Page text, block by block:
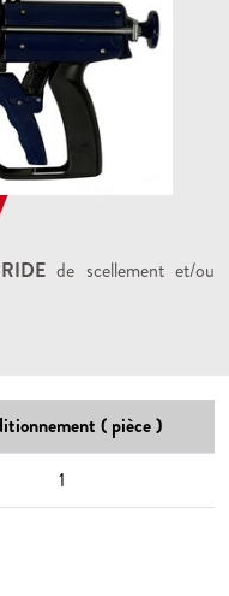
de scellement et/ou
( pièce )
1